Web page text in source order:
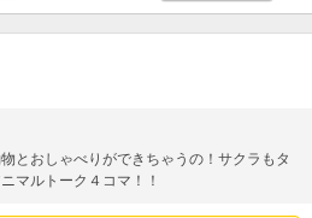
とおしゃべりができちゃうの！サクラもタ
マルトーク４コマ！！